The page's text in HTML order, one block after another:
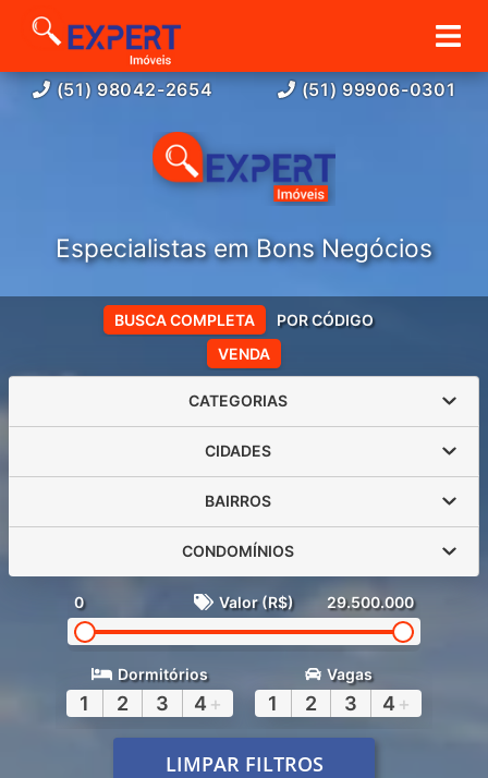
(51) 98042-2654 (51) 99906-0301
Especialistas em Bons Negócios
VENDA
BUSCA COMPLETA POR CÓDIGO
CATEGORIAS
CIDADES
BAIRROS
CONDOMÍNIOS
0 Valor (R$) 29.500.000
Dormitórios
1 2 3 4 +
Vagas
1 2 3 4 +
LIMPAR FILTROS